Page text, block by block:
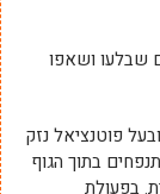
שבלעו ושאפו
פוטנציאל נזק
בתוך הגוף
בפעולת